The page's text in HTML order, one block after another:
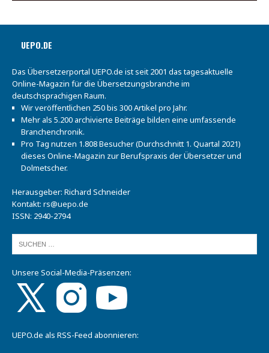
UEPO.DE
Das Übersetzerportal UEPO.de ist seit 2001 das tagesaktuelle
Online-Magazin für die Übersetzungsbranche im
deutschsprachigen Raum.
Wir veröffentlichen 250 bis 300 Artikel pro Jahr.
Mehr als 5.200 archivierte Beiträge bilden eine umfassende
Branchenchronik.
Pro Tag nutzen 1.808 Besucher (Durchschnitt 1. Quartal 2021)
dieses Online-Magazin zur Berufspraxis der Übersetzer und
Dolmetscher.
Herausgeber: Richard Schneider
Kontakt: rs@uepo.de
ISSN: 2940-2794
Unsere Social-Media-Präsenzen:
UEPO.de als RSS-Feed abonnieren: